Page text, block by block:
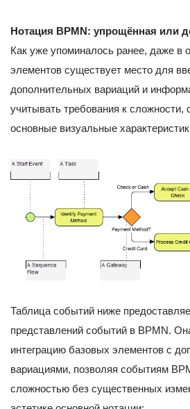
Нотация BPMN: упрощённая или
Как уже упоминалось ранее, даже в
элементов существует место для
дополнительных вариаций и
учитывать требования к сложности,
основные визуальные
Таблица событий ниже
представлений событий в BPMN.
интеграцию базовых элементов с
вариациями, позволяя событиям
сложностью без существенных